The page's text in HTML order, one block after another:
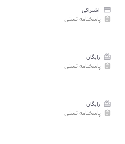
credit_card اشتراکی
assignment پاسخنامه تستی
card_giftcard رایگان
assignment پاسخنامه تستی
card_giftcard رایگان
assignment پاسخنامه تستی